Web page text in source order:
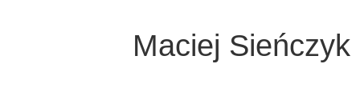
Maciej Sieńczyk